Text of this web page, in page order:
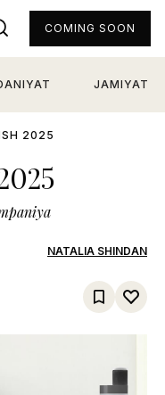
JAMIYAT
COMING SOON
2025
NATALIA SHINDAN